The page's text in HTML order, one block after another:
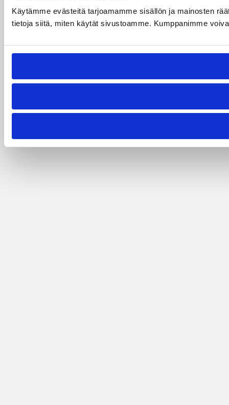
Käytämme evästeitä tarjoamamme sisällön ja mainosten
tietoja siitä, miten käytät sivustoamme. Kumppanimme